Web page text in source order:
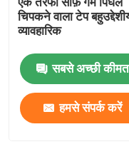
फिल्म चिपकने वाला टेप
दबाव संवेदनशील चिपकने
गर्म पिघल गोंद स्टिक
चिपकने वाला टेप
व्यावहारिक
सबसे अच्छी कीमत
हमसे संपर्क करें